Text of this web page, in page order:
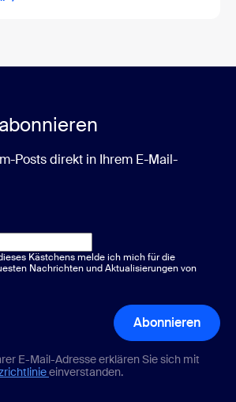
Posts direkt in Ihrem E-Mail-
Single-Choice*
Kästchens melde ich mich für die
Nachrichten und Aktualisierungen von
Abonnieren
E-Mail-Adresse erklären Sie sich mit
einverstanden.